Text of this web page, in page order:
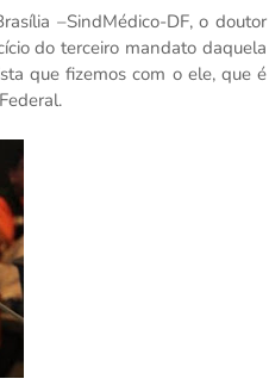
–SindMédico-DF, o doutor
do terceiro mandato daquela
que fizemos com o ele, que é